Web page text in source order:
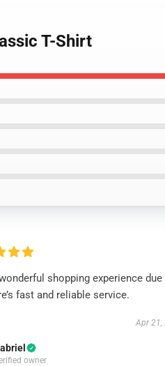
T-Shirt
shopping experience due
fast and reliable service.
Apr 21,
owner